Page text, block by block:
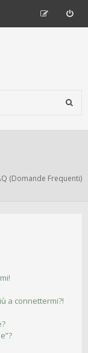
(Domande Frequenti)
a connettermi?!